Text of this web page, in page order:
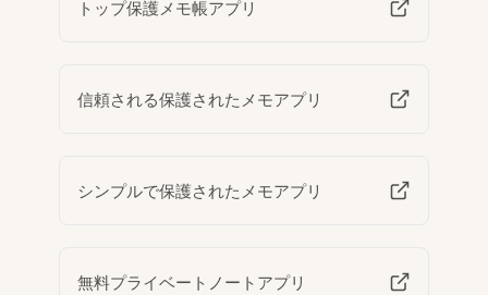
トップ保護メモ帳アプリ
信頼される保護されたメモアプリ
シンプルで保護されたメモアプリ
無料プライベートノートアプリ